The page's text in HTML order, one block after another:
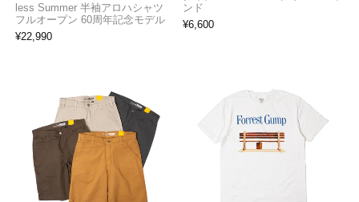
less Summer 半袖アロハシャツ
フルオープン 60周年記念モデル
¥22,990
ンド
¥6,600